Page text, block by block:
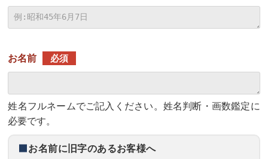
お名前 必須
姓名フルネームでご記入ください。姓名判断・画数鑑定に
必要です。
お名前に旧字のあるお客様へ